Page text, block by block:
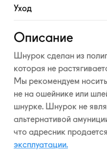
Уход
Развернуть
Описание
Шнурок сделан из
которая не
Мы рекомендуем
не на ошейнике или
шнурке. Шнурок не
альтернативой
что адресник
эксплуатации.